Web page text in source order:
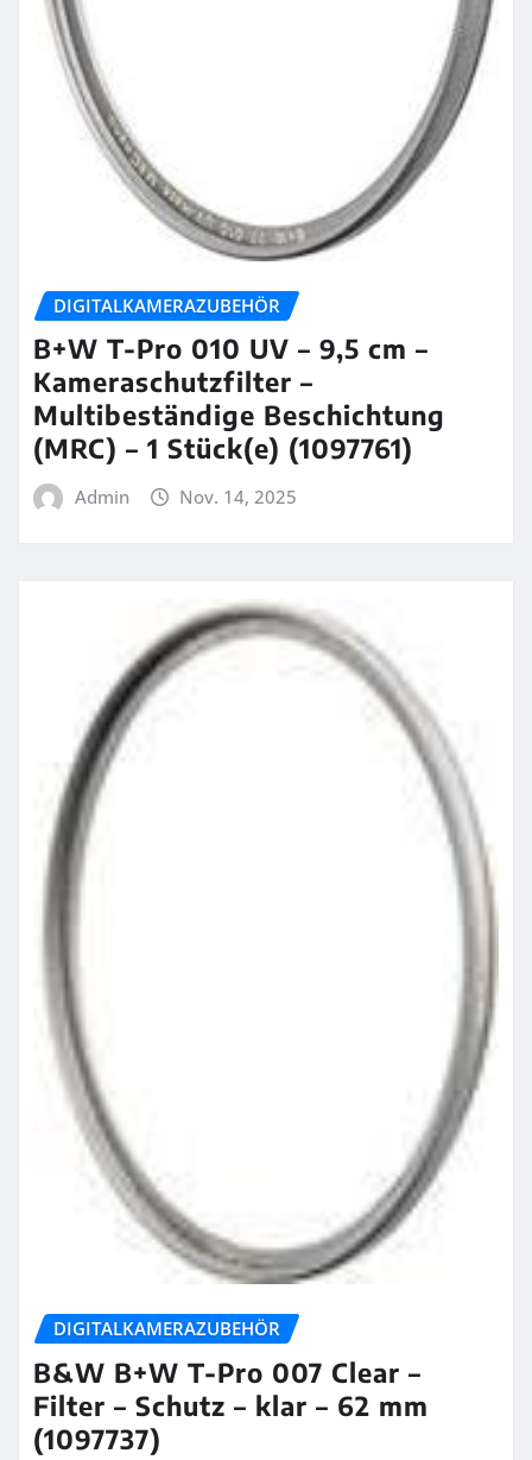
DIGITALKAMERAZUBEHÖR
B+W T-Pro 010 UV – 9,5 cm –
Kameraschutzfilter –
Multibeständige Beschichtung
(MRC) – 1 Stück(e) (1097761)
Admin Nov. 14, 2025
DIGITALKAMERAZUBEHÖR
B&W B+W T-Pro 007 Clear –
Filter – Schutz – klar – 62 mm
(1097737)